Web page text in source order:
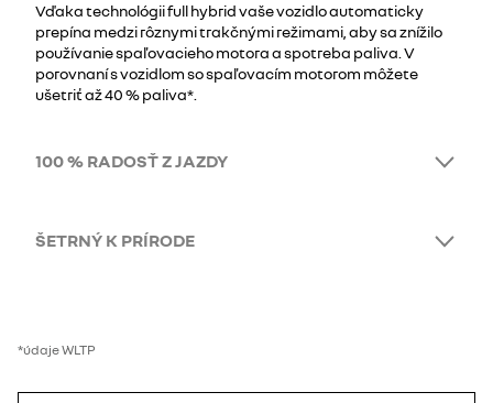
Vďaka technológii full hybrid vaše vozidlo automaticky
prepína medzi rôznymi trakčnými režimami, aby sa znížilo
používanie spaľovacieho motora a spotreba paliva. V
porovnaní s vozidlom so spaľovacím motorom môžete
ušetriť až 40 % paliva*.
100 % RADOSŤ Z JAZDY
ŠETRNÝ K PRÍRODE
*údaje WLTP